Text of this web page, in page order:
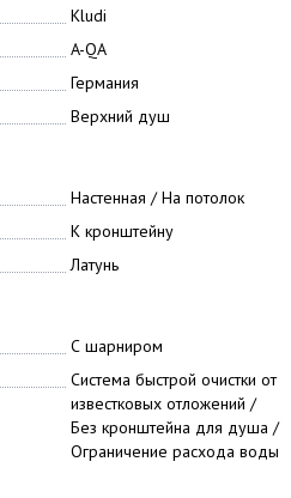
Kludi
A-QA
Германия
Верхний душ
Настенная / На потолок
К кронштейну
Латунь
С шарниром
Система быстрой очистки от
известковых отложений /
Без кронштейна для душа /
Ограничение расхода воды